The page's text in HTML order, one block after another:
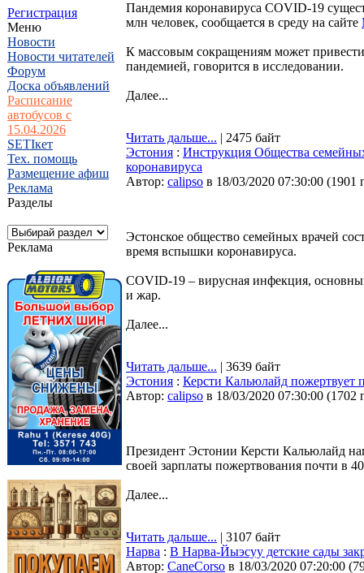
Регистрация
Меню
Новости
Новости читателей
Форум
Доска объявлений
Расписание
автобусов с
15.04.2026
SETIкет
Тех. помощь
Размещение афиш
Реклама
Разделы
Реклама
Пандемия коронавируса COVID-19
млн человек, сообщается в среду на сайте
К массовым сокращениям может
пандемией, говорится в исследовании.
Далее...
Читать дальше... | 2475 байт
Эстония : Инструкция Общества
коронавируса
Автор: calipso в 18/03/2020 07:30:00 (1901
Эстонское общество семейных врачей
время вспышки коронавируса.
COVID-19 – вирусная инфекция,
и жар.
Далее...
Читать дальше... | 3639 байт
Эстония : Керсти Кальюлайд пожертвует
Автор: calipso в 18/03/2020 07:30:00 (1702
Президент Эстонии Керсти Кальюлайд
своей зарплаты пожертвования почти в
Далее...
Читать дальше... | 3107 байт
Нарва : В Нарва-Йыэсуу детские сады
Автор: CaneCorso в 18/03/2020 07:20:00 (